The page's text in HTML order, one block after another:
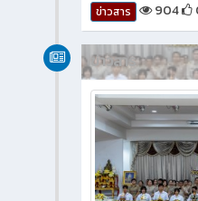
ข่าวสาร 904
ข่าวสาร